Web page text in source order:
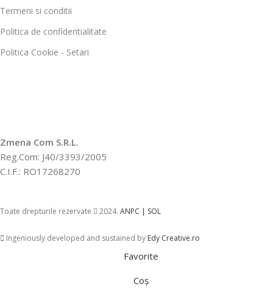
Termeni si conditii
Politica de confidentialitate
Politica Cookie - Setari
Zmena Com S.R.L.
Reg.Com: J40/3393/2005
C.I.F.: RO17268270
Toate drepturile rezervate 2024. ANPC | SOL
Ingeniously developed and sustained by Edy Creative.ro
Favorite
Coș